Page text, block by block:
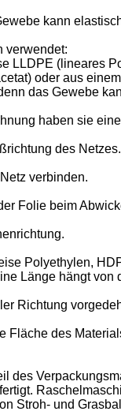
kann
verwendet:
(lineares
oder aus
das Gewebe
haben sie
des Netzes.
verbinden.
Folie beim
Polyethylen,
Länge hängt
Richtung
des
Stroh- und